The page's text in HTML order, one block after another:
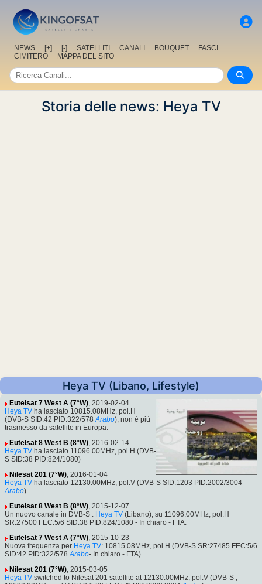
NEWS [+] [-] SATELLITI CANALI BOUQUET
FASCI
CIMITERO
MAPPA DEL SITO
Storia delle news: Heya TV
Heya TV (Libano, Lifestyle)
Eutelsat 7 West A (7°W), 2019-02-04
Heya TV ha lasciato 10815.08MHz, pol.H
(DVB-S SID:42 PID:322/578 Arabo), non è più
trasmesso da satellite in Europa.
Eutelsat 8 West B (8°W), 2016-02-14
Heya TV ha lasciato 11096.00MHz, pol.H (DVB-
S SID:38 PID:824/1080)
Nilesat 201 (7°W), 2016-01-04
Heya TV ha lasciato 12130.00MHz, pol.V (DVB-S SID:1203 PID:2002/3004
Arabo)
Eutelsat 8 West B (8°W), 2015-12-07
Un nuovo canale in DVB-S : Heya TV (Libano), su 11096.00MHz, pol.H
SR:27500 FEC:5/6 SID:38 PID:824/1080 - In chiaro - FTA.
Eutelsat 7 West A (7°W), 2015-10-23
Nuova frequenza per Heya TV: 10815.08MHz, pol.H (DVB-S SR:27485 FEC:5/6
SID:42 PID:322/578 Arabo- In chiaro - FTA).
Nilesat 201 (7°W), 2015-03-05
Heya TV switched to Nilesat 201 satellite at 12130.00MHz, pol.V (DVB-S ,